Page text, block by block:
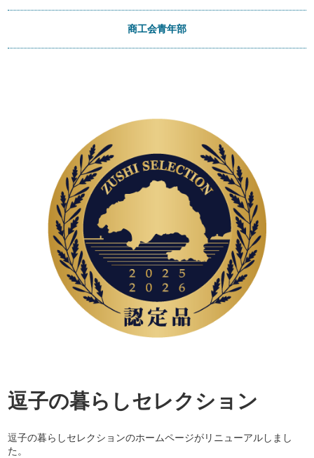
商工会青年部
逗子の暮らしセレクション
逗子の暮らしセレクションのホームページがリニューアルしまし
た。